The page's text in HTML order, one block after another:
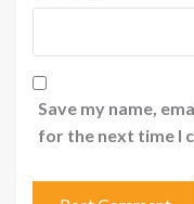
Save my name,
for the next time I